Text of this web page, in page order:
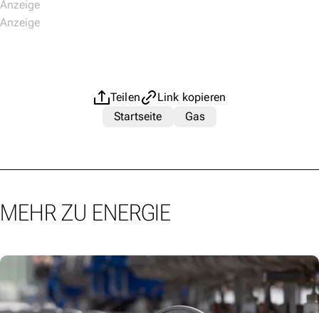
Teilen
Link kopieren
Startseite
Gas
MEHR ZU ENERGIE